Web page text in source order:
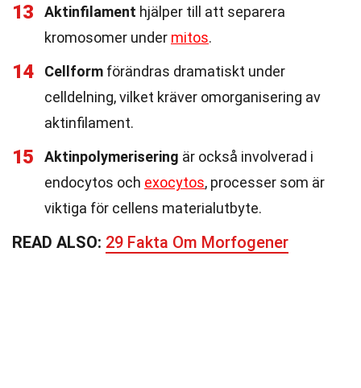
13 Aktinfilament hjälper till att separera
kromosomer under mitos.
14 Cellform förändras dramatiskt under
celldelning, vilket kräver omorganisering av
aktinfilament.
15 Aktinpolymerisering är också involverad i
endocytos och exocytos, processer som är
viktiga för cellens materialutbyte.
READ ALSO: 29 Fakta Om Morfogener